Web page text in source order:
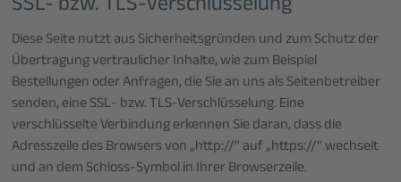
Diese Seite nutzt aus Sicherheitsgründen und zum Schutz der
Übertragung vertraulicher Inhalte, wie zum Beispiel
Bestellungen oder Anfragen, die Sie an uns als Seitenbetreiber
senden, eine SSL- bzw. TLS-Verschlüsselung. Eine
verschlüsselte Verbindung erkennen Sie daran, dass die
Adresszeile des Browsers von „http://“ auf „https://“ wechselt
und an dem Schloss-Symbol in Ihrer Browserzeile.